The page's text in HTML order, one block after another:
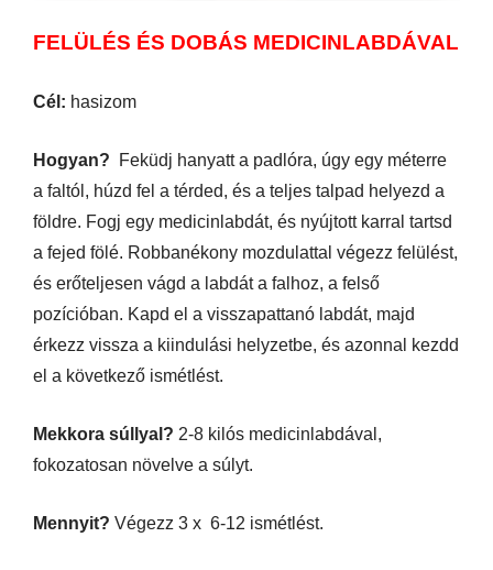
FELÜLÉS ÉS DOBÁS MEDICINLABDÁVAL
Cél: hasizom
Hogyan? Feküdj hanyatt a padlóra, úgy egy méterre
a faltól, húzd fel a térded, és a teljes talpad helyezd a
földre. Fogj egy medicinlabdát, és nyújtott karral tartsd
a fejed fölé. Robbanékony mozdulattal végezz felülést,
és erőteljesen vágd a labdát a falhoz, a felső
pozícióban. Kapd el a visszapattanó labdát, majd
érkezz vissza a kiindulási helyzetbe, és azonnal kezdd
el a következő ismétlést.
Mekkora súllyal? 2-8 kilós medicinlabdával,
fokozatosan növelve a súlyt.
Mennyit? Végezz 3 x 6-12 ismétlést.